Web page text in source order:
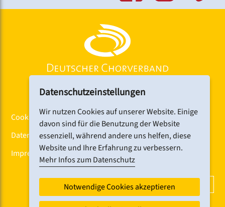
www.hfm-nuernberg.de
Cookiebanner
Datenschutz
Impressum
DCV-NEWSLETTER ABONNIEREN
Datenschutzeinstellungen
Wir nutzen Cookies auf unserer Website. Einige
davon sind für die Benutzung der Website
essenziell, während andere uns helfen, diese
Website und Ihre Erfahrung zu verbessern.
Mehr Infos zum Datenschutz
Notwendige Cookies akzeptieren